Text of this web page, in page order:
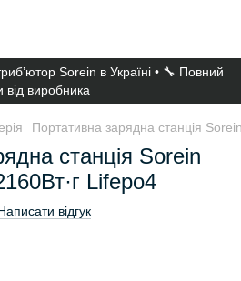
Sorein в Україні • 🔧 Повний
від виробника
Портативна зарядна станція
станція Sorein
Lifepo4
відгук